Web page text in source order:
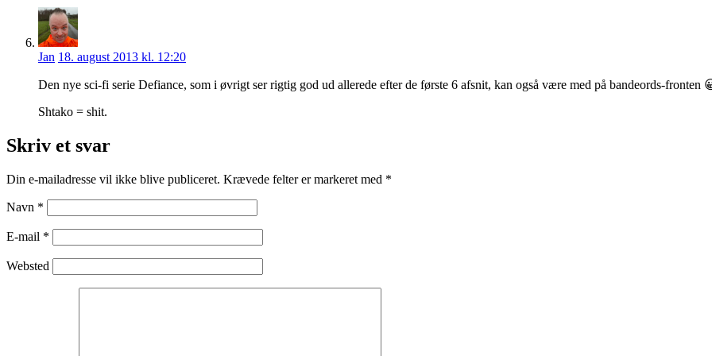
Jan 18. august 2013 kl. 12:20
Den nye sci-fi serie Defiance, som i øvrigt ser rigtig god ud allerede efter de første 6 afsnit, kan også være med på bandeords-fronten
Shtako = shit.
Skriv et svar
Din e-mailadresse vil ikke blive publiceret. Krævede felter er markeret med *
Navn *
E-mail *
Websted